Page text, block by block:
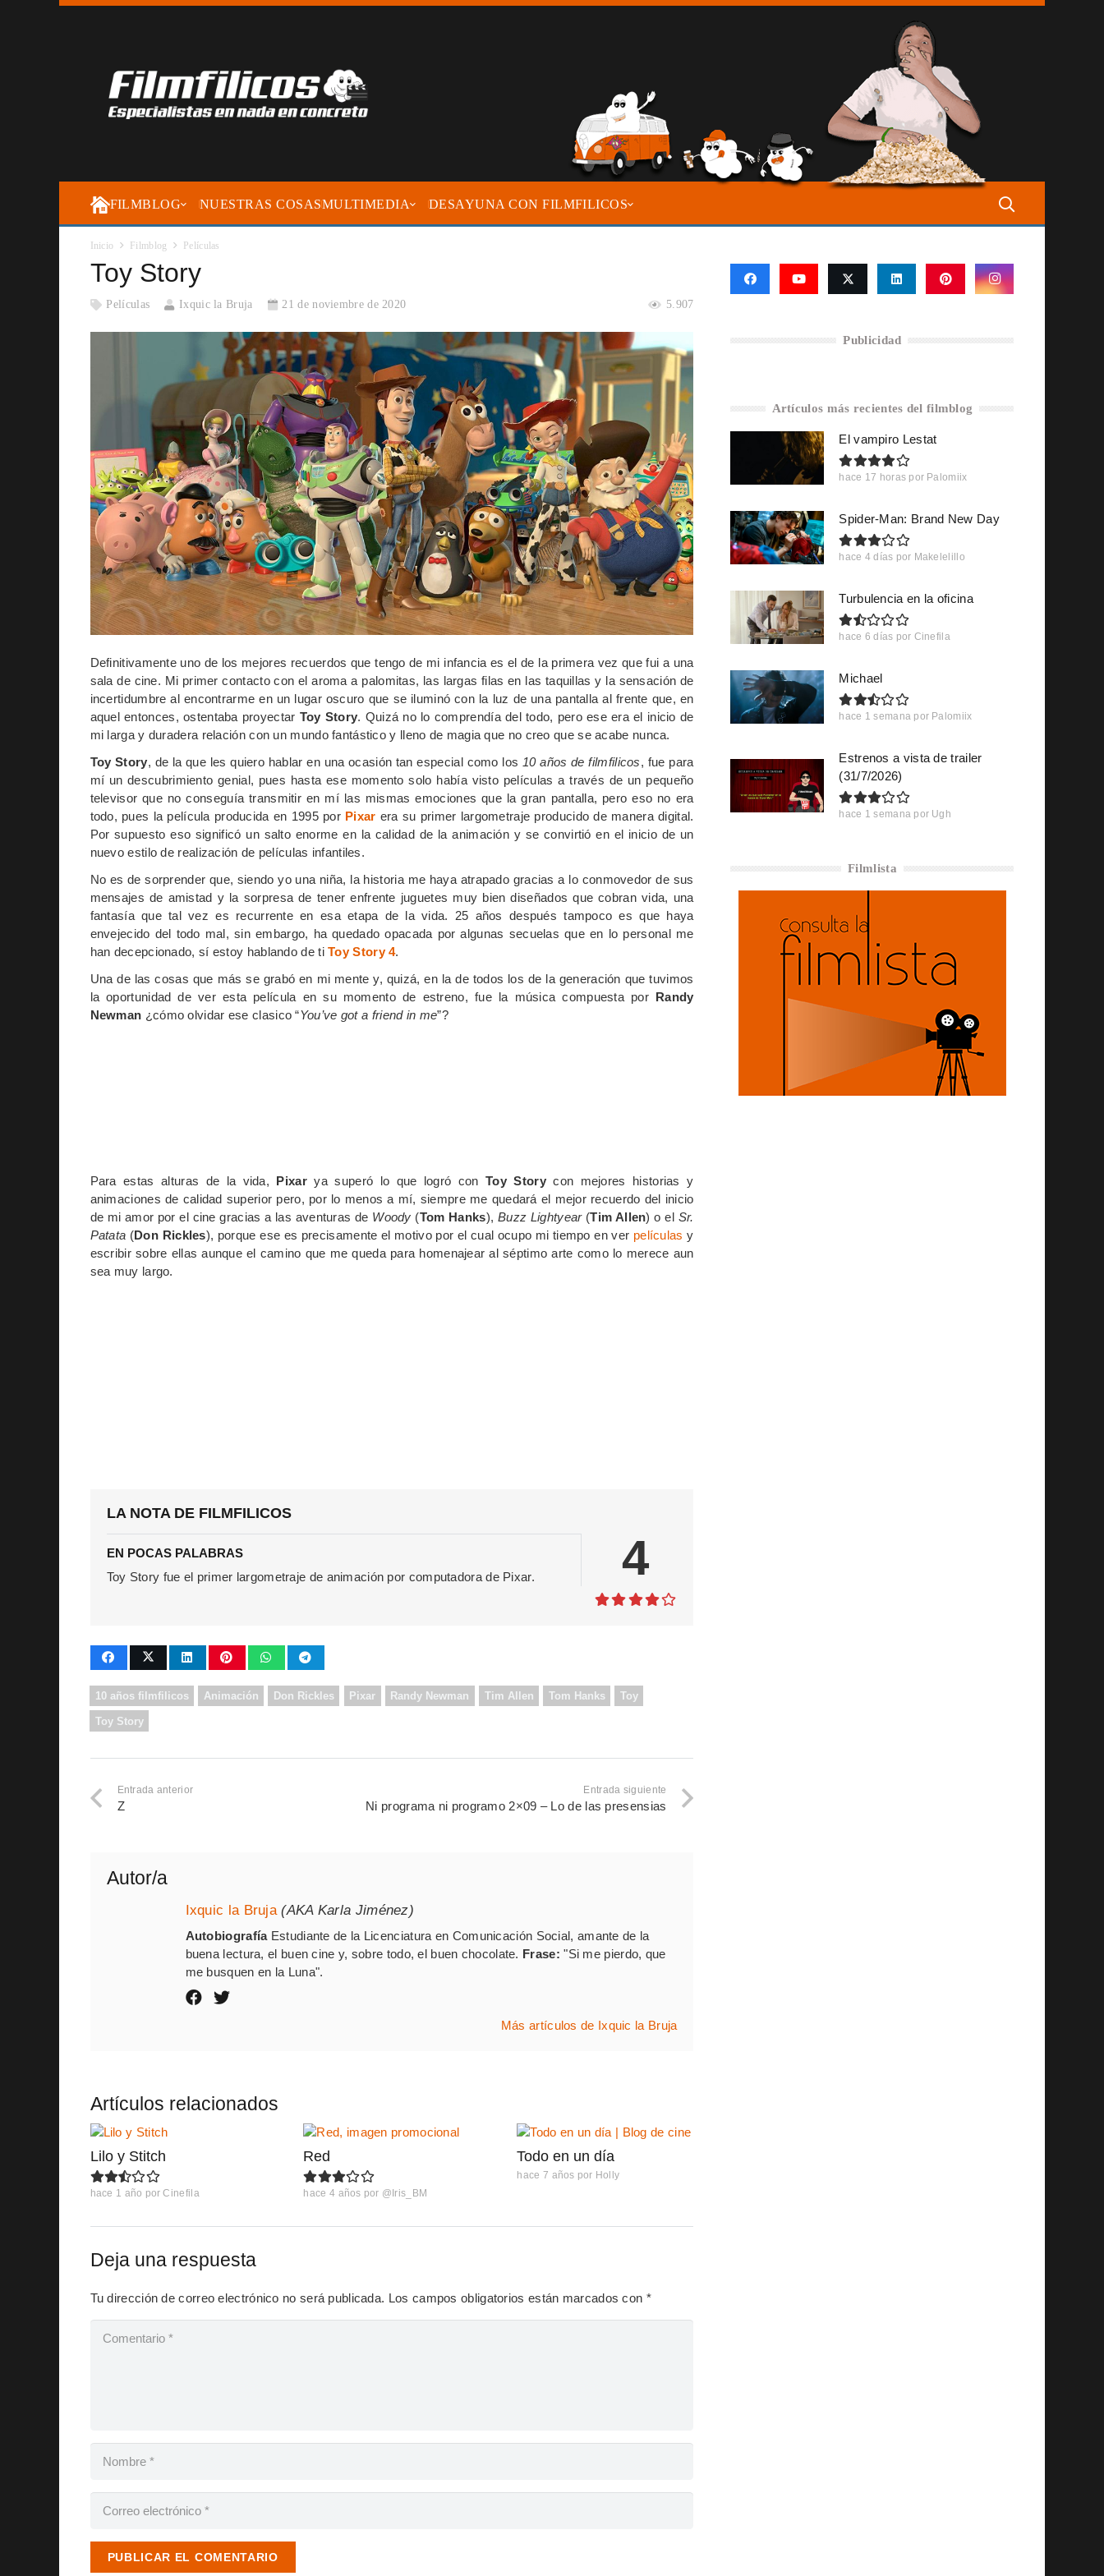
FILMBLOG NUESTRAS COSASMULTIMEDIA DESAYUNA CON FILMFILICOS
Inicio Filmblog Películas
Toy Story
Películas Ixquic la Bruja 21 de noviembre de 2020 5.907
Definitivamente uno de los mejores recuerdos que tengo de mi infancia es el de la primera vez que fui a una
sala de cine. Mi primer contacto con el aroma a palomitas, las largas filas en las taquillas y la sensación de
incertidumbre al encontrarme en un lugar oscuro que se iluminó con la luz de una pantalla al frente que, en
aquel entonces, ostentaba proyectar Toy Story. Quizá no lo comprendía del todo, pero ese era el inicio de
mi larga y duradera relación con un mundo fantástico y lleno de magia que no creo que se acabe nunca.
Toy Story, de la que les quiero hablar en una ocasión tan especial como los 10 años de filmfilicos, fue para
mí un descubrimiento genial, pues hasta ese momento solo había visto películas a través de un pequeño
televisor que no conseguía transmitir en mí las mismas emociones que la gran pantalla, pero eso no era
todo, pues la película producida en 1995 por Pixar era su primer largometraje producido de manera digital.
Por supuesto eso significó un salto enorme en la calidad de la animación y se convirtió en el inicio de un
nuevo estilo de realización de películas infantiles.
No es de sorprender que, siendo yo una niña, la historia me haya atrapado gracias a lo conmovedor de sus
mensajes de amistad y la sorpresa de tener enfrente juguetes muy bien diseñados que cobran vida, una
fantasía que tal vez es recurrente en esa etapa de la vida. 25 años después tampoco es que haya
envejecido del todo mal, sin embargo, ha quedado opacada por algunas secuelas que en lo personal me
han decepcionado, sí estoy hablando de tiToy Story 4.
Una de las cosas que más se grabó en mi mente y, quizá, en la de todos los de la generación que tuvimos
la oportunidad de ver esta película en su momento de estreno, fue la música compuesta por Randy
Newman ¿cómo olvidar ese clasico “You’ve got a friend in me”?
Para estas alturas de la vida, Pixarya superó lo que logró conToy Storycon mejores historias y
animaciones de calidad superior pero, por lo menos a mí, siempre me quedará el mejor recuerdo del inicio
de mi amor por el cine gracias a las aventuras de Woody (Tom Hanks), Buzz Lightyear(Tim Allen) o el Sr.
Patata (Don Rickles), porque ese es precisamente el motivo por el cual ocupo mi tiempo en ver películas y
escribir sobre ellas aunque el camino que me queda para homenajear al séptimo arte como lo merece aun
sea muy largo.
LA NOTA DE FILMFILICOS
EN POCAS PALABRAS
Toy Story fue el primer largometraje de animación por computadora de Pixar.
4
10 años filmfilicos Animación Don Rickles Pixar Randy Newman Tim Allen Tom Hanks Toy
Toy Story
Entrada anterior
Z
Entrada siguiente
Ni programa ni programo 2×09 – Lo de las presensias
Autor/a
Ixquic la Bruja (AKA Karla Jiménez)
AutobiografíaEstudiante de la Licenciatura en Comunicación Social, amante de la
buena lectura, el buen cine y, sobre todo, el buen chocolate. Frase: "Si me pierdo, que
me busquen en la Luna".
Más artículos de Ixquic la Bruja
Artículos relacionados
Lilo y Stitch
hace 1 año por Cinefila
Red
hace 4 años por @Iris_BM
Todo en un día
hace 7 años por Holly
Deja una respuesta
Tu dirección de correo electrónico no será publicada. Los campos obligatorios están marcados con *
PUBLICAR EL COMENTARIO
Publicidad
Artículos más recientes del filmblog
El vampiro Lestat
hace 17 horas por Palomiix
Spider-Man: Brand New Day
hace 4 días por Makelelillo
Turbulencia en la oficina
hace 6 días por Cinefila
Michael
hace 1 semana por Palomiix
Estrenos a vista de trailer
(31/7/2026)
hace 1 semana por Ugh
Filmlista